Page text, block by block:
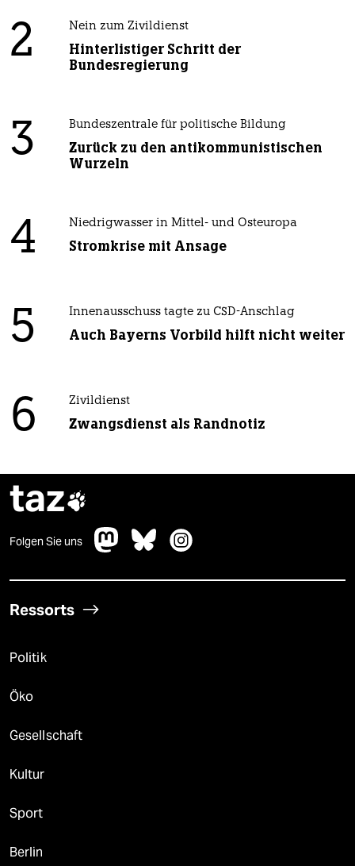
2 Nein zum Zivildienst
Hinterlistiger Schritt der
Bundesregierung
3 Bundeszentrale für politische Bildung
Zurück zu den antikommunistischen
Wurzeln
4 Niedrigwasser in Mittel- und Osteuropa
Stromkrise mit Ansage
5 Innenausschuss tagte zu CSD-Anschlag
Auch Bayerns Vorbild hilft nicht weiter
6 Zivildienst
Zwangsdienst als Randnotiz
taz
Folgen Sie uns
Ressorts
Politik
Öko
Gesellschaft
Kultur
Sport
Berlin